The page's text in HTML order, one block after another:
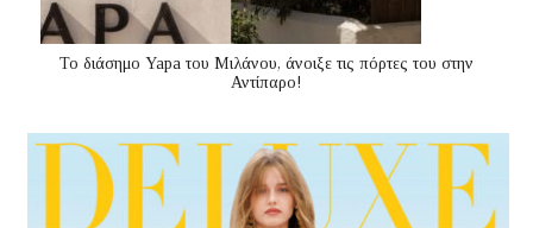
Το διάσημο Yapa του Μιλάνου, άνοιξε τις πόρτες του στην
Αντίπαρο!